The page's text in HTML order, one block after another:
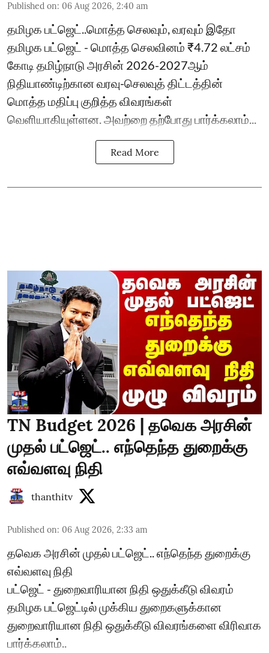
Published on: 06 Aug 2026, 2:40 am
தமிழக பட்ஜெட்..மொத்த செலவும், வரவும் இதோ
தமிழக பட்ஜெட் - மொத்த செலவினம் ₹4.72 லட்சம்
கோடி தமிழ்நாடு அரசின் 2026-2027ஆம்
நிதியாண்டிற்கான வரவு-செலவுத் திட்டத்தின்
மொத்த மதிப்பு குறித்த விவரங்கள்
வெளியாகியுள்ளன. அவற்றை தற்போது பார்க்கலாம்...
Read More
TN Budget 2026 | தவெக அரசின்
முதல் பட்ஜெட்.. எந்தெந்த துறைக்கு
எவ்வளவு நிதி
thanthitv
Published on: 06 Aug 2026, 2:33 am
தவெக அரசின் முதல் பட்ஜெட்.. எந்தெந்த துறைக்கு
எவ்வளவு நிதி
பட்ஜெட் - துறைவாரியான நிதி ஒதுக்கீடு விவரம்
தமிழக பட்ஜெட்டில் முக்கிய துறைகளுக்கான
துறைவாரியான நிதி ஒதுக்கீடு விவரங்களை விரிவாக
பார்க்கலாம்..